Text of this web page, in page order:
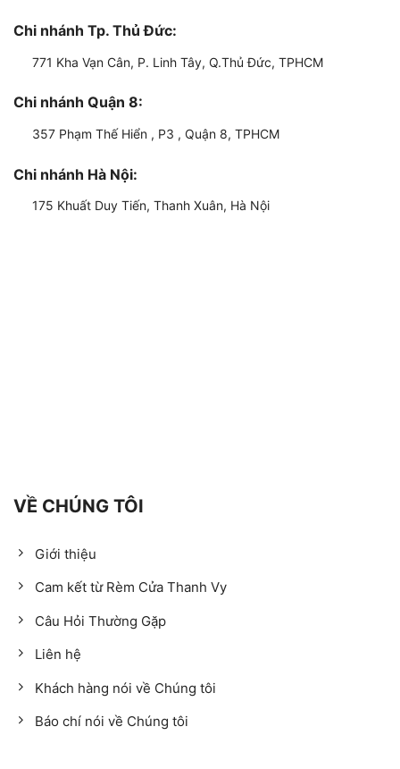
Chi nhánh Tp. Thủ Đức:
771 Kha Vạn Cân, P. Linh Tây, Q.Thủ Đức, TPHCM
Chi nhánh Quận 8:
357 Phạm Thế Hiển , P3 , Quận 8, TPHCM
Chi nhánh Hà Nội:
175 Khuất Duy Tiến, Thanh Xuân, Hà Nội
VỀ CHÚNG TÔI
Giới thiệu
Cam kết từ Rèm Cửa Thanh Vy
Câu Hỏi Thường Gặp
Liên hệ
Khách hàng nói về Chúng tôi
Báo chí nói về Chúng tôi